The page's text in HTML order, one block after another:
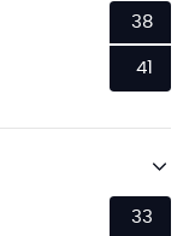
38
41
33